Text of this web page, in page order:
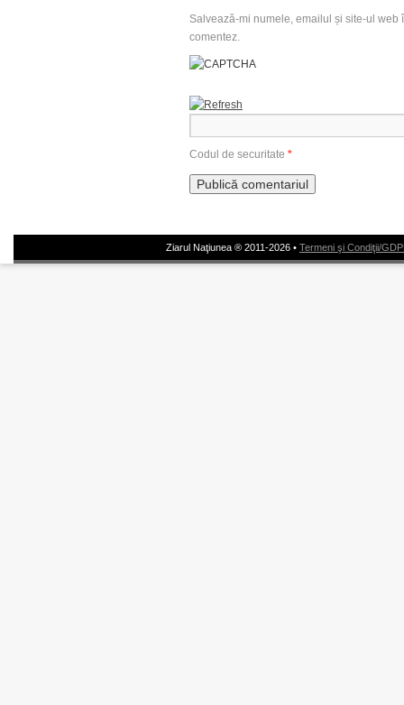
Salvează-mi numele, emailul și site-ul
comentez.
Codul de securitate *
Ziarul Naţiunea ® 2011-2026 • Termeni şi Condiţii/